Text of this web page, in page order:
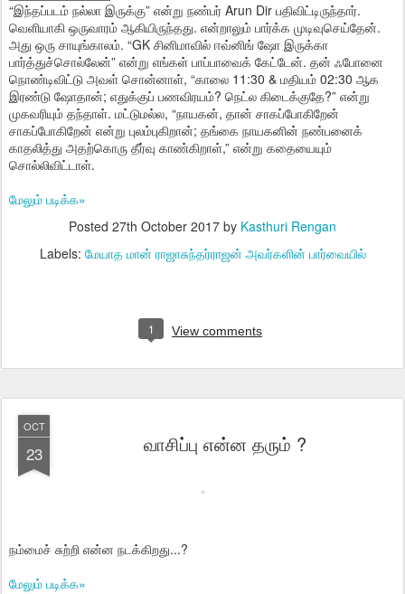
“இந்தப்படம் நல்லா இருக்கு” என்று நண்பர் Arun Dir பதிவிட்டிருந்தார்.
வெளியாகி ஒருவாரம் ஆகியிருந்தது. என்றாலும் பார்க்க முடிவுசெய்தேன்.
அது ஒரு சாயுங்காலம். “GK சினிமாவில் ஈவ்னிங் ஷோ இருக்கா
பார்த்துச்சொல்லேன்” என்று எங்கள் பாப்பாவைக் கேட்டேன். தன் ஃபோனை
நொண்டிவிட்டு அவள் சொன்னாள், “காலை 11:30 & மதியம் 02:30 ஆக
இரண்டு ஷோதான்; எதுக்குப் பணவிரயம்? நெட்ல கிடைக்குதே?” என்று
முகவரியும் தந்தாள். மட்டுமல்ல, “நாயகன், தான் சாகப்போகிறேன்
சாகப்போகிறேன் என்று புலம்புகிறான்; தங்கை நாயகனின் நண்பனைக்
காதலித்து அதற்கொரு தீர்வு காண்கிறாள்,” என்று கதையையும்
சொல்லிவிட்டாள்.
மேலும் படிக்க»
Posted 27th October 2017 by Kasthuri Rengan
Labels: மேயாத மான் ராஜாசுந்தர்ராஜன் அவர்களின் பார்வையில்
1 View comments
OCT
23 வாசிப்பு என்ன தரும் ?
நம்மைச் சுற்றி என்ன நடக்கிறது...?
மேலும் படிக்க»